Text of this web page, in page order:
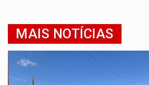
MAIS NOTÍCIAS